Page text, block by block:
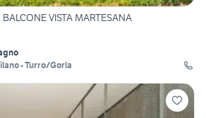
VISTA MARTESANA
- Turro/Gorla